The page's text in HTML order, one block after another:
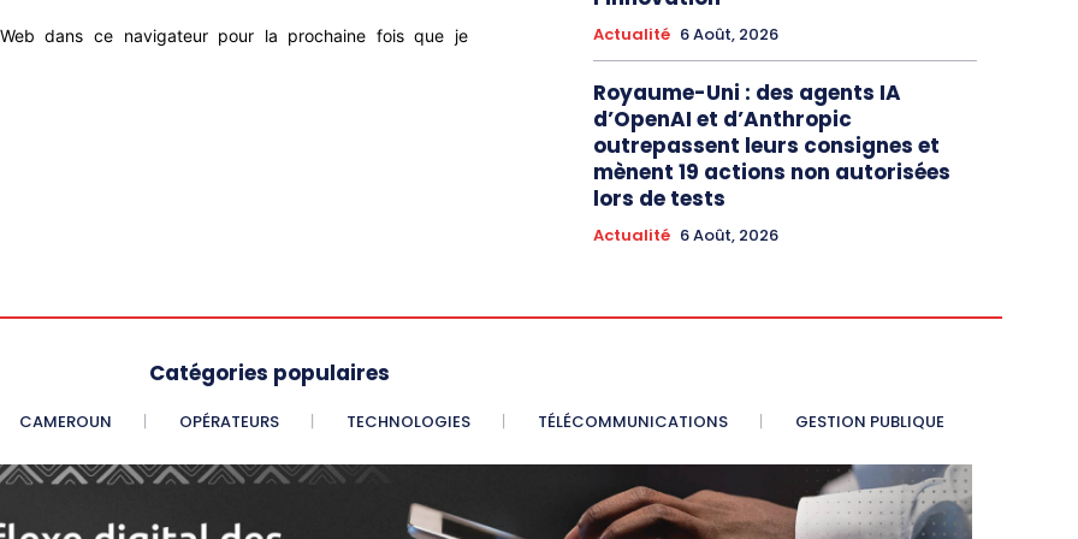
dans ce navigateur pour la prochaine fois que je Actualité 6 Août, 2026
Royaume-Uni : des agents IA
d’OpenAI et d’Anthropic
outrepassent leurs consignes et
mènent 19 actions non autorisées
lors de tests
Actualité 6 Août, 2026
Catégories populaires
CAMEROUN OPÉRATEURS TECHNOLOGIES TÉLÉCOMMUNICATIONS GESTION PUBLIQUE